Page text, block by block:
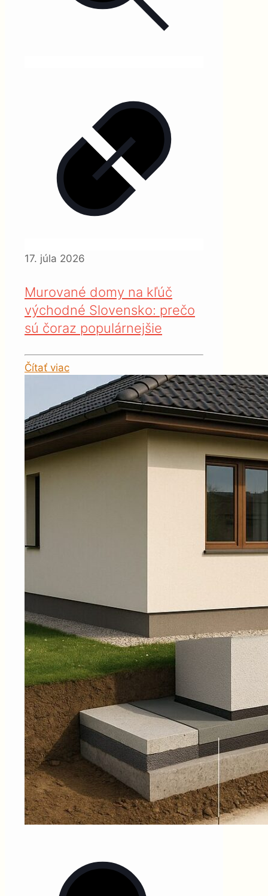
17. júla 2026
Murované domy na kľúč
východné Slovensko: prečo
sú čoraz populárnejšie
Čítať viac